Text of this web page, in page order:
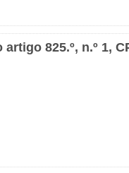
825.º, n.º 1,